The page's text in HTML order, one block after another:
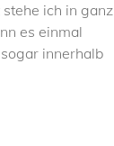
ich in ganz
es einmal
innerhalb